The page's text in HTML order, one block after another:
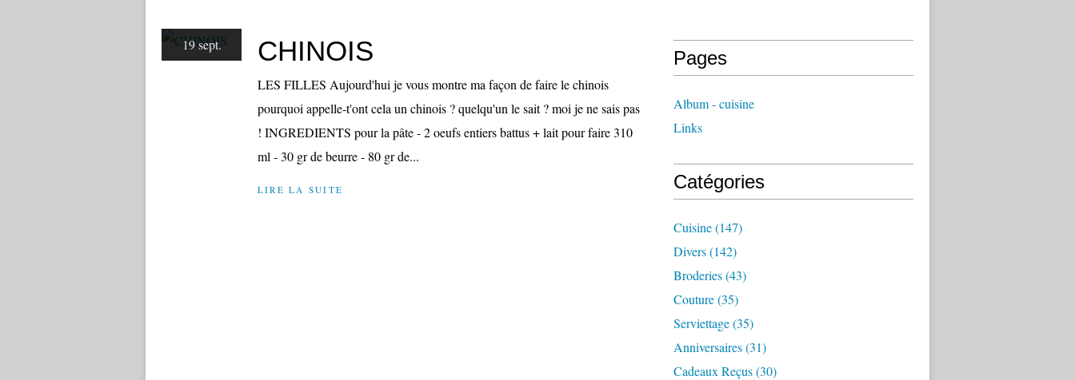
19 sept. CHINOIS
LES FILLES Aujourd'hui je vous montre ma façon de faire le chinois
pourquoi appelle-t'ont cela un chinois ? quelqu'un le sait ? moi je ne sais pas
! INGREDIENTS pour la pâte - 2 oeufs entiers battus + lait pour faire 310
ml - 30 gr de beurre - 80 gr de...
LIRE LA SUITE
Pages
Album - cuisine
Links
Catégories
Cuisine(147)
Divers(142)
Broderies(43)
Couture(35)
Serviettage(35)
Anniversaires(31)
Cadeaux Reçus(30)